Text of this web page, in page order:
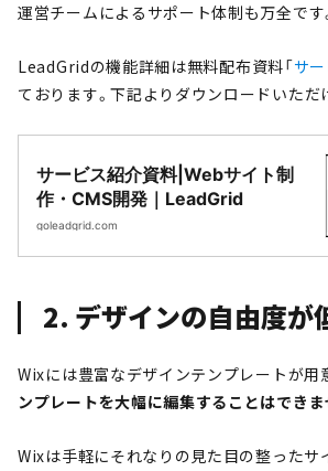
運営チームによるサポート体制も万全です
LeadGridの機能詳細は無料配布資料「サ
ております。下記よりダウンロードいただ
サービス紹介資料|Webサイト制
作・CMS開発｜LeadGrid
goleadgrid.com
2. デザインの自由度が
Wixには豊富なデザインテンプレートが用
ンプレートを大幅に編集することはでき
Wixは手軽にそれなりの見た目の整ったサ